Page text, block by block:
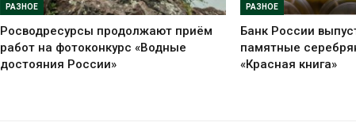
РАЗНОЕ
Росводресурсы продолжают приём
работ на фотоконкурс «Водные
достояния России»
РАЗНОЕ
Банк России
памятные
«Красная книга»